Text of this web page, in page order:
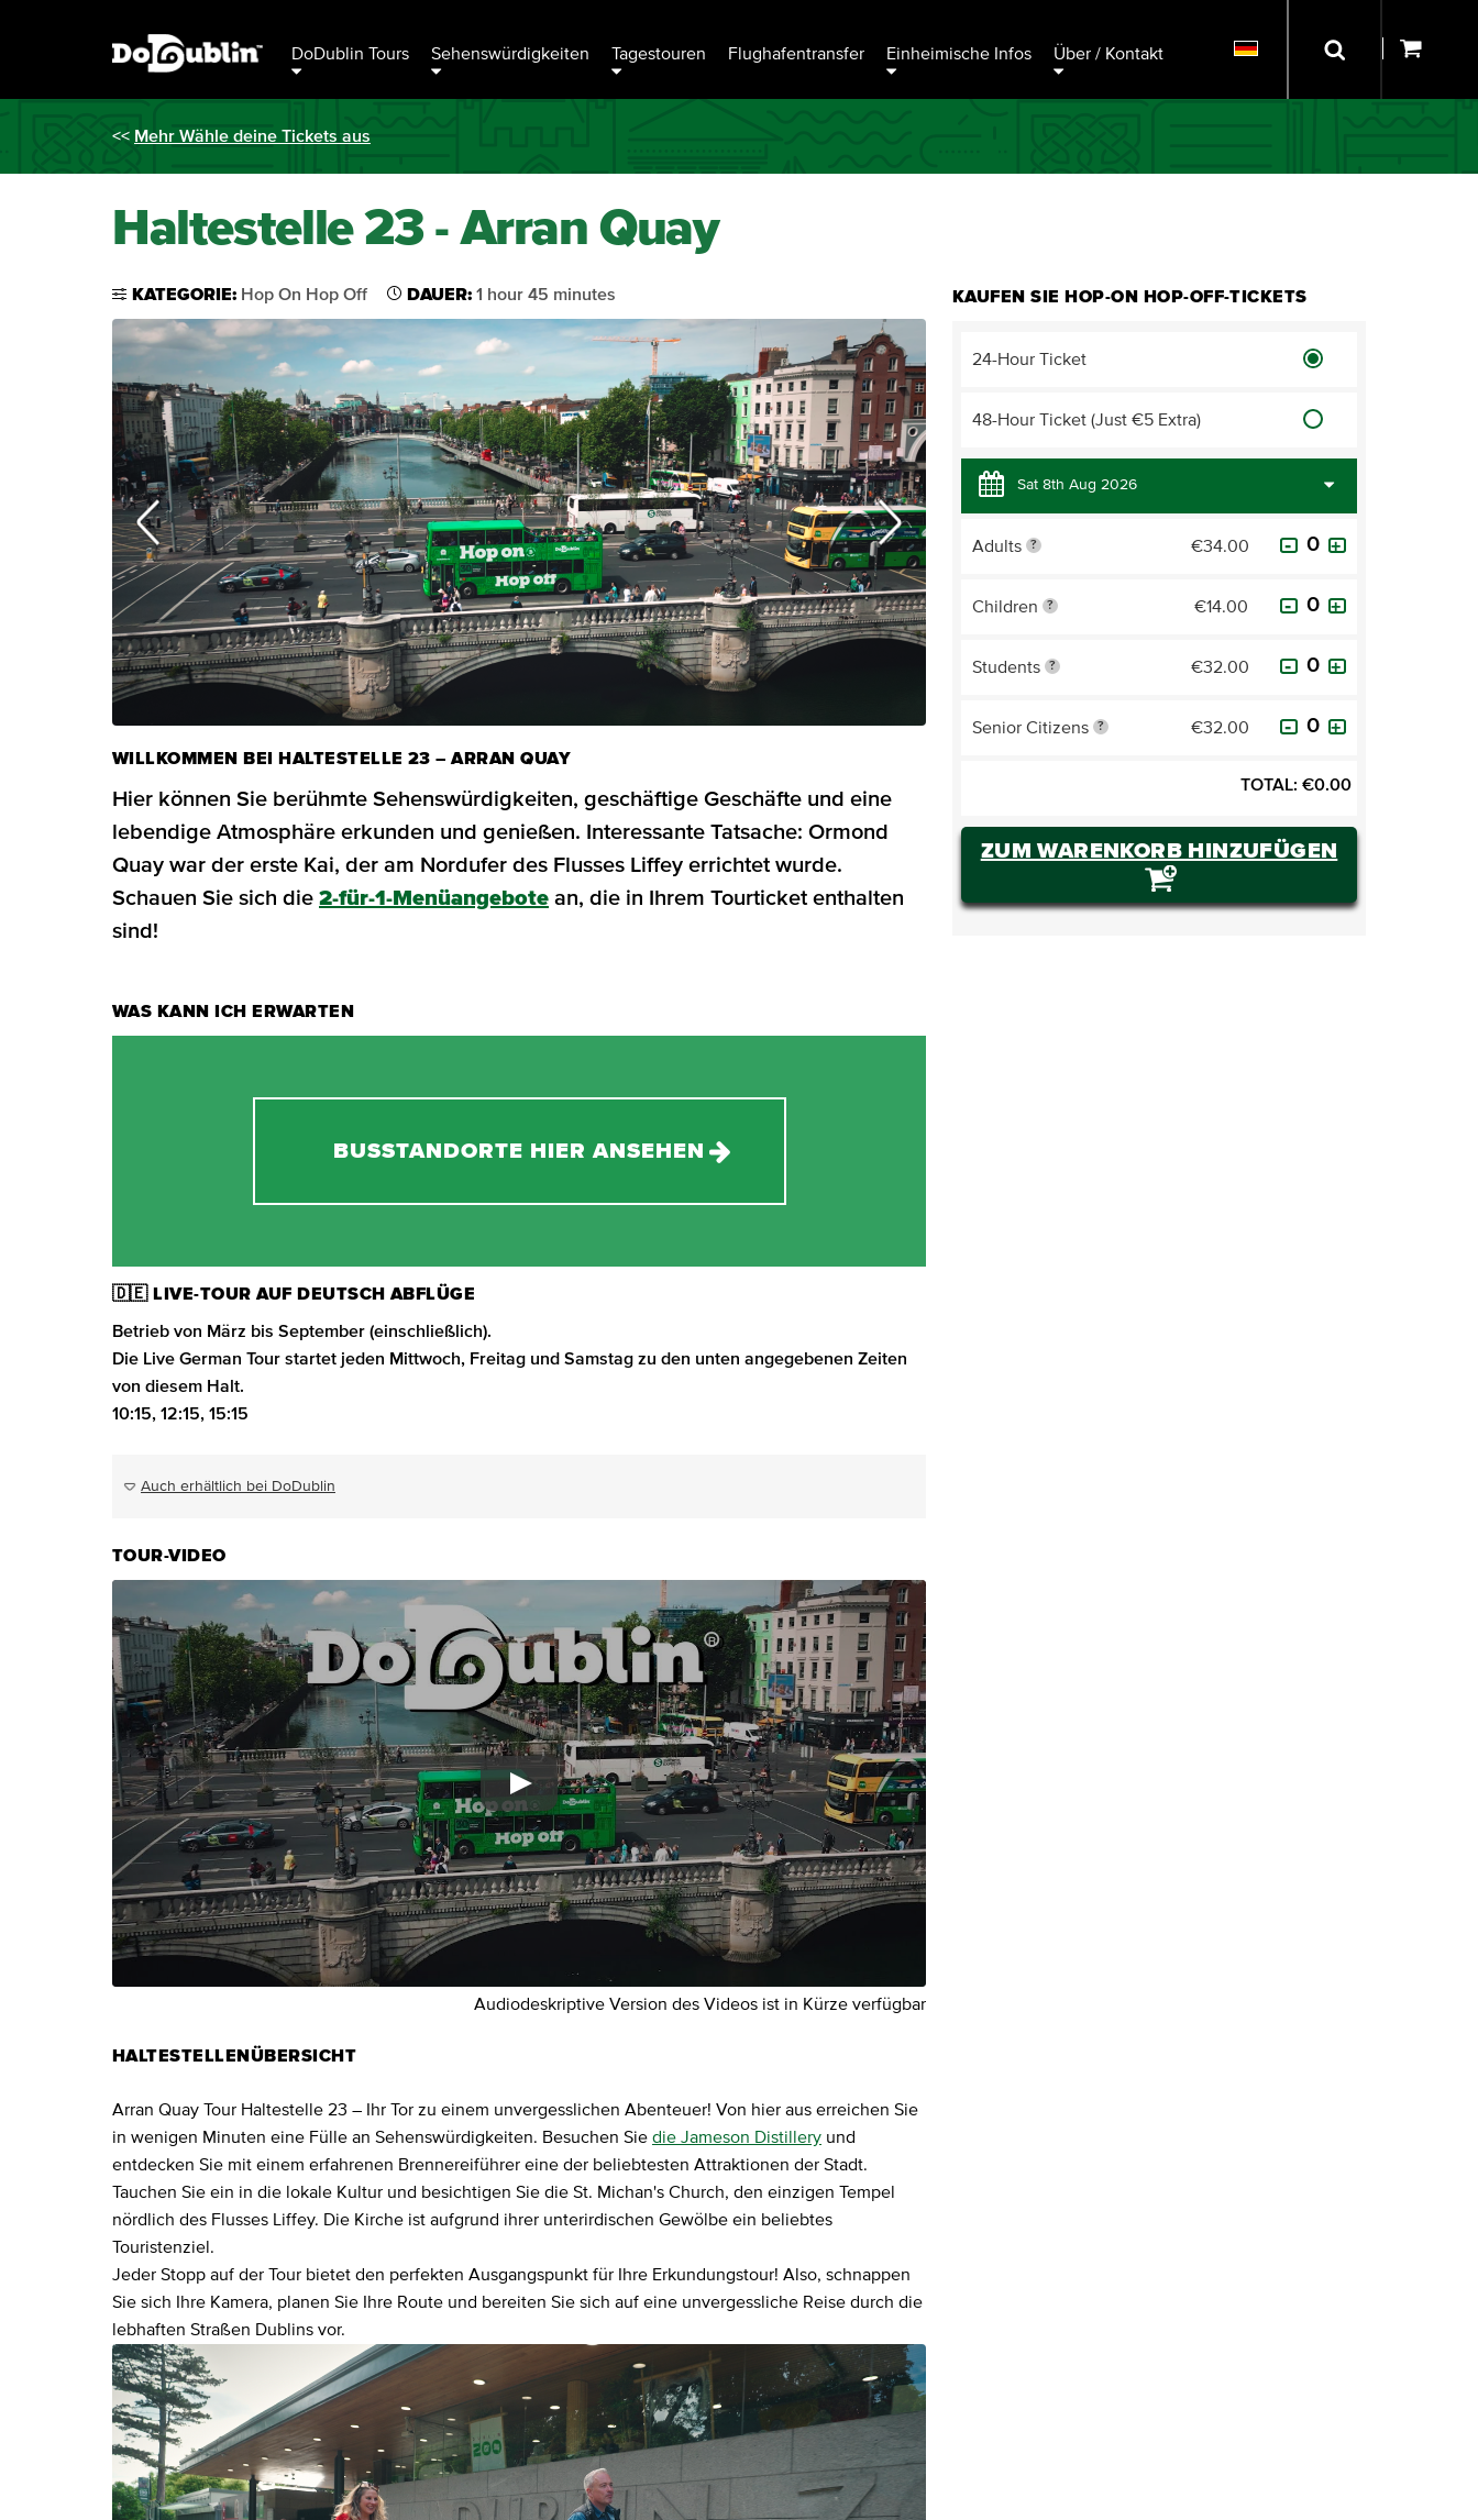
DoDublin Tours Sehenswürdigkeiten Tagestouren Flughafentransfer Einheimische Infos Über / Kontakt
<< Mehr Wähle deine Tickets aus
Haltestelle 23 - Arran Quay
KATEGORIE: Hop On Hop Off DAUER: 1 hour 45 minutes
WILLKOMMEN BEI HALTESTELLE 23 – ARRAN QUAY
Hier können Sie berühmte Sehenswürdigkeiten, geschäftige Geschäfte und eine
lebendige Atmosphäre erkunden und genießen. Interessante Tatsache: Ormond
Quay war der erste Kai, der am Nordufer des Flusses Liffey errichtet wurde.
Schauen Sie sich die 2-für-1-Menüangebote an, die in Ihrem Tourticket enthalten
sind!
WAS KANN ICH ERWARTEN
BUSSTANDORTE HIER ANSEHEN
🇩🇪 LIVE-TOUR AUF DEUTSCH ABFLÜGE
Betrieb von März bis September (einschließlich).
Die Live German Tour startet jeden Mittwoch, Freitag und Samstag zu den unten angegebenen Zeiten
von diesem Halt.
10:15, 12:15, 15:15
Auch erhältlich bei DoDublin
TOUR-VIDEO
Audiodeskriptive Version des Videos ist in Kürze verfügbar
HALTESTELLENÜBERSICHT
Arran Quay Tour Haltestelle 23 – Ihr Tor zu einem unvergesslichen Abenteuer! Von hier aus erreichen Sie
in wenigen Minuten eine Fülle an Sehenswürdigkeiten. Besuchen Sie die Jameson Distillery und
entdecken Sie mit einem erfahrenen Brennereiführer eine der beliebtesten Attraktionen der Stadt.
Tauchen Sie ein in die lokale Kultur und besichtigen Sie die St. Michan's Church, den einzigen Tempel
nördlich des Flusses Liffey. Die Kirche ist aufgrund ihrer unterirdischen Gewölbe ein beliebtes
Touristenziel.
Jeder Stopp auf der Tour bietet den perfekten Ausgangspunkt für Ihre Erkundungstour! Also, schnappen
Sie sich Ihre Kamera, planen Sie Ihre Route und bereiten Sie sich auf eine unvergessliche Reise durch die
lebhaften Straßen Dublins vor.
KAUFEN SIE HOP-ON HOP-OFF-TICKETS
24-Hour Ticket
48-Hour Ticket (Just €5 Extra)
Adults ? €34.00
Children ? €14.00
Students ? €32.00
Senior Citizens ? €32.00
TOTAL: €0.00
ZUM WARENKORB HINZUFÜGEN